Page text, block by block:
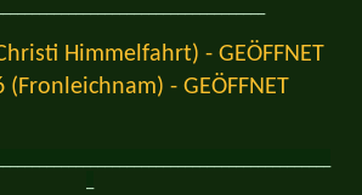
Himmelfahrt) - GEÖFFNET
(Fronleichnam) - GEÖFFNET